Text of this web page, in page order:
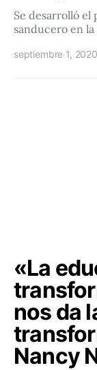
Se desarrolló el
sanducero en
septiembre 1, 2020
«La
nos da
Nancy